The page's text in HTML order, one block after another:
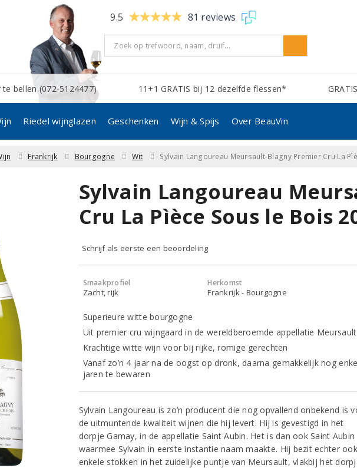
9.5 81 reviews
bellen (072-5124477) 11+1 GRATIS bij 12 dezelfde flessen*
Riedel wijnglazen Geschenken Wijn & Spijs Over BeauVin
Frankrijk Bourgogne Wit Sylvain Langoureau Meursault-Blagny Premier Cru La
Sylvain Langoureau
Cru La Pìèce Sous le Bois
Schrijf als eerste een beoordeling
Smaakprofiel
Zacht, rijk
Herkomst
Frankrijk - Bourgogne
Superieure witte bourgogne
Uit premier cru wijngaard in de wereldberoemde appellatie Meursault
Krachtige witte wijn voor bij rijke, romige gerechten
Vanaf zo’n 4 jaar na de oogst op dronk, daarna gemakkelijk nog
jaren te bewaren
Sylvain Langoureau is zo’n producent die nog opvallend onbekend is
de uitmuntende kwaliteit wijnen die hij levert. Hij is gevestigd in het
dorpje Gamay, in de appellatie Saint Aubin. Het is dan ook Saint Aubin
waarmee Sylvain in eerste instantie naam maakte. Hij bezit echter ook
enkele stokken in het zuidelijke puntje van Meursault, vlakbij het